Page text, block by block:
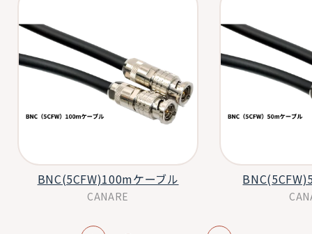
BNC(5CFW)100mケーブル
CANARE